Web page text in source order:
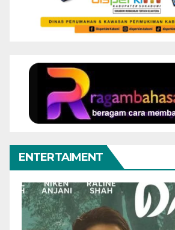
ENTERTAIMENT